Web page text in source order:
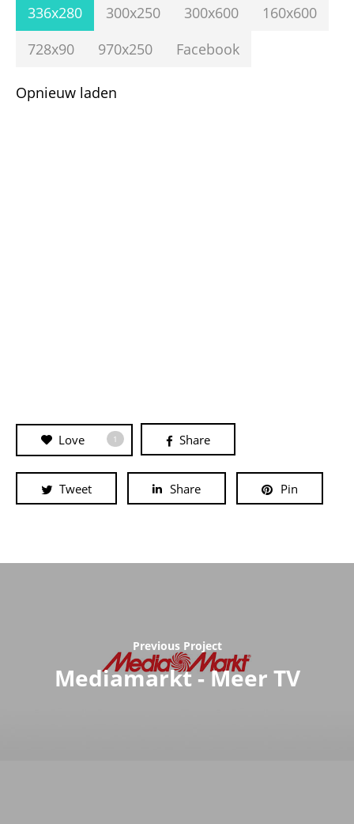
336x280 300x250 300x600
160x600
728x90
970x250 Facebook
Opnieuw laden
Love 1 Share
Tweet Share Pin
Previous Project
Mediamarkt - Meer TV